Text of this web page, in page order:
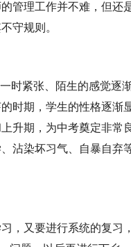
管理工作并不难，但还
守规则。
时紧张、陌生的感觉逐
时期，学生的性格逐渐
升期，为中考奠定非常
沾染坏习气、自暴自弃
，又要进行系统的复习